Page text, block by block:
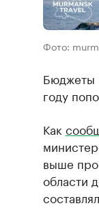
Фото:
Бюджеты
году
Как
выше
области